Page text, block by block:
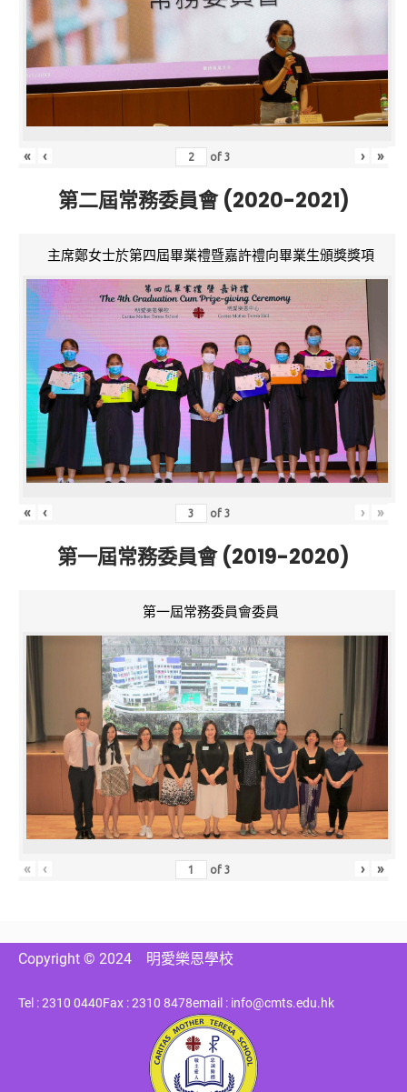
« ‹ of3 › »
第二屆常務委員會 (2020-2021)
主席鄭女士於第四屆畢業禮暨嘉許禮向畢業生頒獎獎項
« ‹ of3 › »
第一屆常務委員會 (2019-2020)
第一屆常務委員會委員
« ‹ of3 › »
Copyright © 2024 明愛樂恩學校
Tel : 2310 0440Fax : 2310 8478email : info@cmts.edu.hk